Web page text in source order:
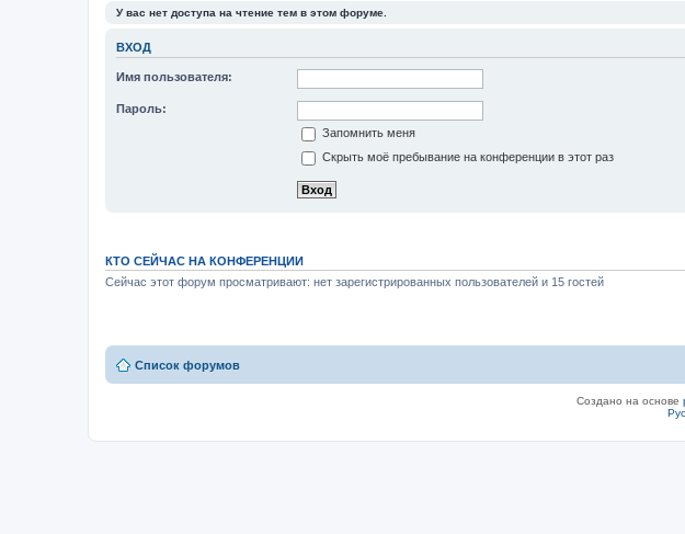
У вас нет доступа на чтение тем в этом форуме.
ВХОД
Имя пользователя:
Пароль:
Запомнить меня
Скрыть моё пребывание на конференции в этот раз
КТО СЕЙЧАС НА КОНФЕРЕНЦИИ
Сейчас этот форум просматривают: нет зарегистрированных пользователей и 15 гостей
Список форумов
Создано на основе